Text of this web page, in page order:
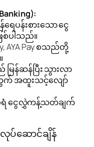
ပန်းစားသော ငွေ
စ်ပါသည်။
AYA Pay စသည်တို့
ြန်ဆန်ပြီး သွားလာ
တွက် အထူးသင့်လျော်
ရံ ငွေလွှဲကန့်သတ်ချက်
ပ်ဆောင်ချိန်